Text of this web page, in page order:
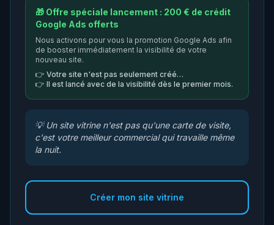
🎁 Offre spéciale lancement : 200 € de crédit
Google Ads offerts
Nous activons pour vous la promotion Google Ads afin
de booster immédiatement la visibilité de votre
nouveau site.
👉 Votre site n'est pas seulement créé…
👉 Il est lancé avec de la visibilité dès le premier mois.
💡 Un site vitrine n'est pas qu'une carte de visite,
c'est votre meilleur commercial qui travaille même
la nuit.
Créer mon site vitrine